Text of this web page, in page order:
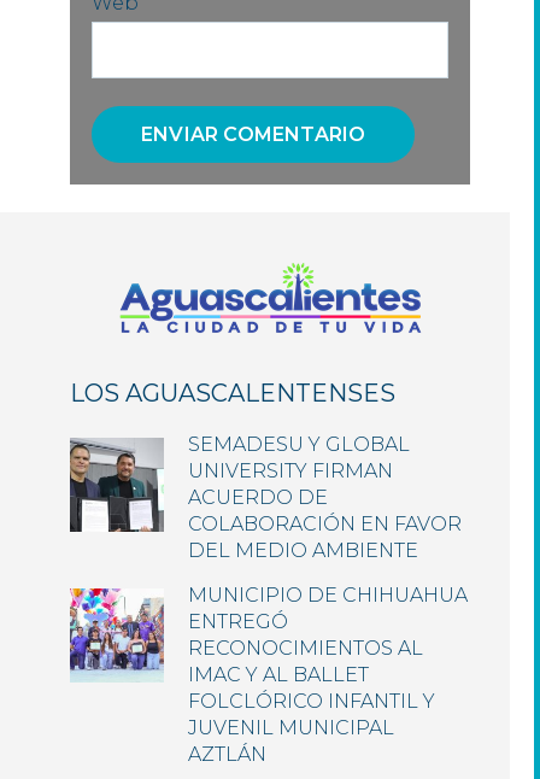
LOS AGUASCALENTENSES
SEMADESU Y GLOBAL
UNIVERSITY FIRMAN
ACUERDO DE
COLABORACIÓN EN FAVOR
DEL MEDIO AMBIENTE
MUNICIPIO DE CHIHUAHUA
ENTREGÓ
RECONOCIMIENTOS AL
IMAC Y AL BALLET
FOLCLÓRICO INFANTIL Y
JUVENIL MUNICIPAL
AZTLÁN